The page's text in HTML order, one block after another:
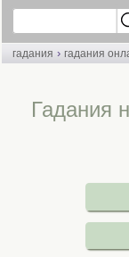
гадания › гадания
Гадания